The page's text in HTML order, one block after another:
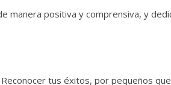
manera positiva y comprensiva, y
tus éxitos, por pequeños